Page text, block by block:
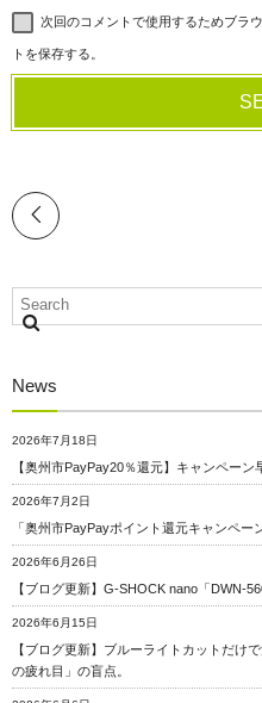
次回のコメントで使用するためブラ
トを保存する。
News
2026年7月18日
【奥州市PayPay20％還元】キャンペーン
2026年7月2日
「奥州市PayPayポイント還元キャンペー
2026年6月26日
【ブログ更新】G-SHOCK nano「DWN-
2026年6月15日
【ブログ更新】ブルーライトカットだけ
の疲れ目」の盲点。